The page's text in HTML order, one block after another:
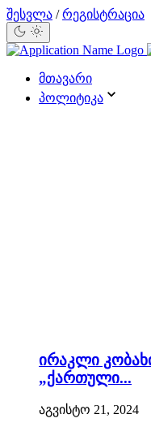
შესვლა / რეგისტრაცია
მთავარი
პოლიტიკა
ირაკლი
„ქართული...
აგვისტო 21, 2024